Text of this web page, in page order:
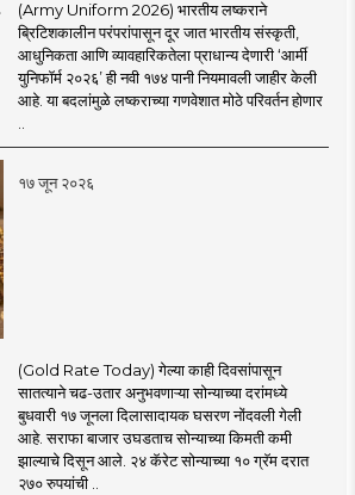
(Army Uniform 2026) भारतीय लष्कराने
ब्रिटिशकालीन परंपरांपासून दूर जात भारतीय संस्कृती,
आधुनिकता आणि व्यावहारिकतेला प्राधान्य देणारी ‘आर्मी
युनिफॉर्म २०२६’ ही नवी १७४ पानी नियमावली जाहीर केली
आहे. या बदलांमुळे लष्कराच्या गणवेशात मोठे परिवर्तन होणार
१७ जून २०२६
(Gold Rate Today) गेल्या काही दिवसांपासून
सातत्याने चढ-उतार अनुभवणाऱ्या सोन्याच्या दरांमध्ये
बुधवारी १७ जूनला दिलासादायक घसरण नोंदवली गेली
आहे. सराफा बाजार उघडताच सोन्याच्या किमती कमी
झाल्याचे दिसून आले. २४ कॅरेट सोन्याच्या १० ग्रॅम दरात
२७० रुपयांची ..